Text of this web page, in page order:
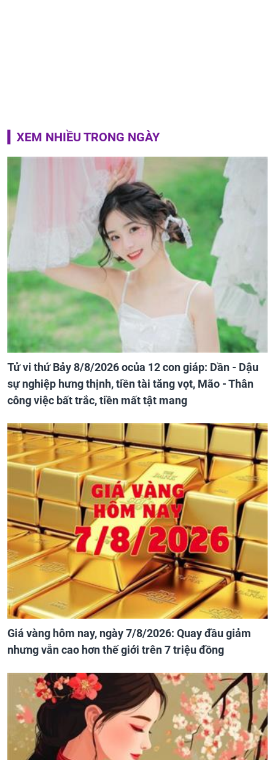
XEM NHIỀU TRONG NGÀY
Tử vi thứ Bảy 8/8/2026 ocủa 12 con giáp: Dần - Dậu
sự nghiệp hưng thịnh, tiền tài tăng vọt, Mão - Thân
công việc bất trắc, tiền mất tật mang
Giá vàng hôm nay, ngày 7/8/2026: Quay đầu giảm
nhưng vẫn cao hơn thế giới trên 7 triệu đồng